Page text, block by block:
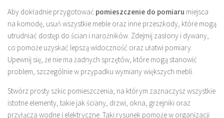
Aby dokładnie przygotować pomieszczenie do pomiaru miejsca
na komodę, usuń wszystkie meble oraz inne przeszkody, które mogą
utrudniać dostęp do ścian i narożników. Zdejmij zasłony i dywany,
co pomoże uzyskać lepszą widoczność oraz ułatwi pomiary.
Upewnij się, że nie ma żadnych sprzętów, które mogą stanowić
problem, szczególnie w przypadku wymiany większych mebli.
Stwórz prosty szkic pomieszczenia, na którym zaznaczysz wszystkie
istotne elementy, takie jak ściany, drzwi, okna, grzejniki oraz
przyłącza wodne i elektryczne. Taki rysunek pomoże w organizacji